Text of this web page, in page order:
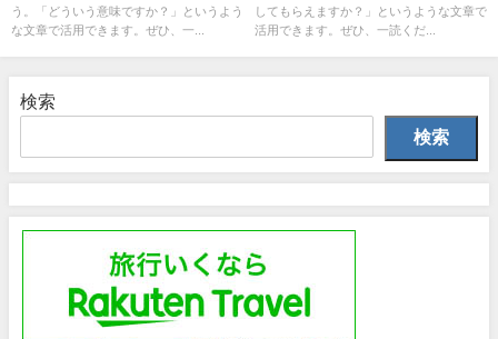
う。「どういう意味ですか？」というよう
な文章で活用できます。ぜひ、一...
してもらえますか？」というような文章で
活用できます。ぜひ、一読くだ...
検索
検索